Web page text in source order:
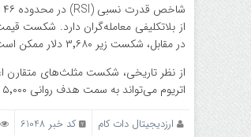
در مقابل، شکست زیر ۳٬۶۸۰ دلار ممکن است فشار فروش جدیدی ایجاد کند.
اتریوم می‌تواند به سمت هدف روانی ۵٬۰۰۰ دلار حرکت کند. شکست حمایت ۳٬۶۸۰ دلار اما می‌تواند سیگنال ضعف و تثبیت کوتاه‌مدت را به همراه داشته باشد.
ارزدیجیتال دات کام کد خبر 61048